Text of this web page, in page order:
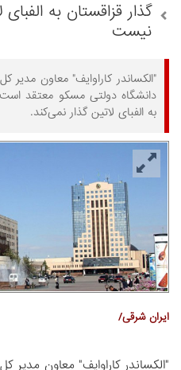
گذار قزاقستان به
نیست
"الکساندر کاراوایف" معاون
دانشگاه دولتی مسکو معتقد است
به الفبای لاتین گذار نمی‌کند.
ایران شرقی/
"الکساندر کاراوایف" معاون